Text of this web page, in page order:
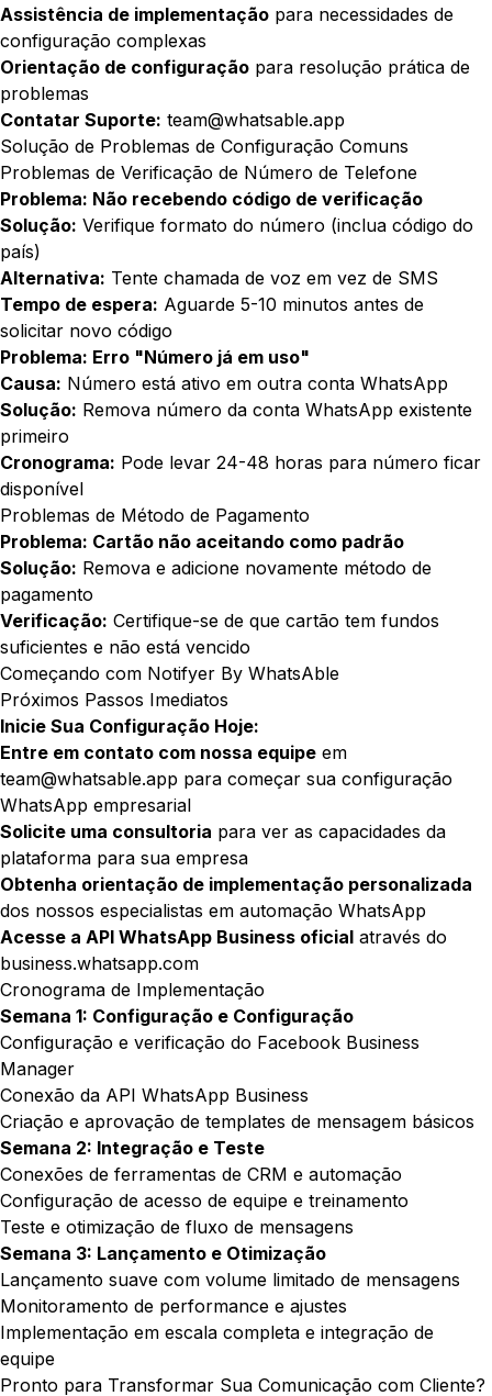
Assistência de implementação para necessidades de
configuração complexas
Orientação de configuração para resolução prática de
problemas
Contatar Suporte: team@whatsable.app
Solução de Problemas de Configuração Comuns
Problemas de Verificação de Número de Telefone
Problema: Não recebendo código de verificação
Solução: Verifique formato do número (inclua código do
país)
Alternativa: Tente chamada de voz em vez de SMS
Tempo de espera: Aguarde 5-10 minutos antes de
solicitar novo código
Problema: Erro "Número já em uso"
Causa: Número está ativo em outra conta WhatsApp
Solução: Remova número da conta WhatsApp existente
primeiro
Cronograma: Pode levar 24-48 horas para número ficar
disponível
Problemas de Método de Pagamento
Problema: Cartão não aceitando como padrão
Solução: Remova e adicione novamente método de
pagamento
Verificação: Certifique-se de que cartão tem fundos
suficientes e não está vencido
Começando com Notifyer By WhatsAble
Próximos Passos Imediatos
Inicie Sua Configuração Hoje:
Entre em contato com nossa equipe em
team@whatsable.app para começar sua configuração
WhatsApp empresarial
Solicite uma consultoria para ver as capacidades da
plataforma para sua empresa
Obtenha orientação de implementação personalizada
dos nossos especialistas em automação WhatsApp
Acesse a API WhatsApp Business oficial através do
business.whatsapp.com
Cronograma de Implementação
Semana 1: Configuração e Configuração
Configuração e verificação do Facebook Business
Manager
Conexão da API WhatsApp Business
Criação e aprovação de templates de mensagem básicos
Semana 2: Integração e Teste
Conexões de ferramentas de CRM e automação
Configuração de acesso de equipe e treinamento
Teste e otimização de fluxo de mensagens
Semana 3: Lançamento e Otimização
Lançamento suave com volume limitado de mensagens
Monitoramento de performance e ajustes
Implementação em escala completa e integração de
equipe
Pronto para Transformar Sua Comunicação com Cliente?